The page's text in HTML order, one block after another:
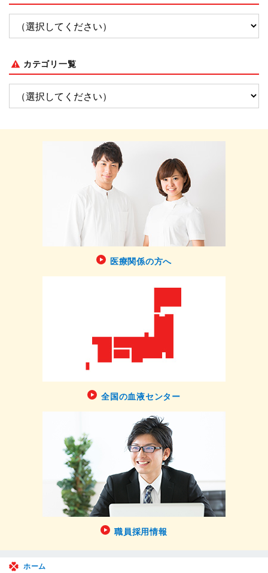
カテゴリ一覧
医療関係の方へ
全国の血液センター
職員採用情報
ホーム